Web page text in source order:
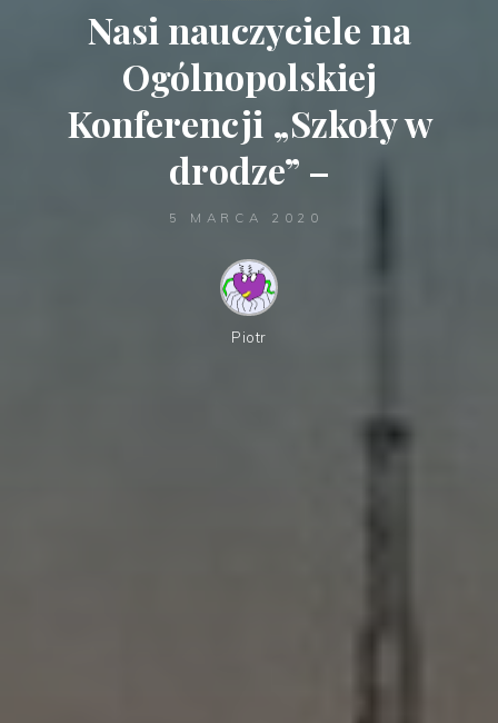
Nasi nauczyciele na
Ogólnopolskiej
Konferencji „Szkoły w
drodze” –
5 MARCA 2020
Piotr